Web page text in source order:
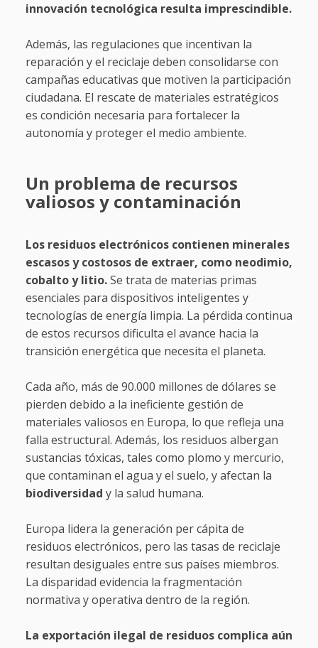
innovación tecnológica resulta imprescindible.
Además, las regulaciones que incentivan la
reparación y el reciclaje deben consolidarse con
campañas educativas que motiven la participación
ciudadana. El rescate de materiales estratégicos
es condición necesaria para fortalecer la
autonomía y proteger el medio ambiente.
Un problema de recursos
valiosos y contaminación
Los residuos electrónicos contienen minerales
escasos y costosos de extraer, como neodimio,
cobalto y litio.Se trata de materias primas
esenciales para dispositivos inteligentes y
tecnologías de energía limpia. La pérdida continua
de estos recursos dificulta el avance hacia la
transición energética que necesita el planeta.
Cada año, más de 90.000 millones de dólares se
pierden debido a la ineficiente gestión de
materiales valiosos en Europa, lo que refleja una
falla estructural. Además, los residuos albergan
sustancias tóxicas, tales como plomo y mercurio,
que contaminan el agua y el suelo, y afectan la
biodiversidad y la salud humana.
Europa lidera la generación per cápita de
residuos electrónicos, pero las tasas de reciclaje
resultan desiguales entre sus países miembros.
La disparidad evidencia la fragmentación
normativa y operativa dentro de la región.
La exportación ilegal de residuos complica aún